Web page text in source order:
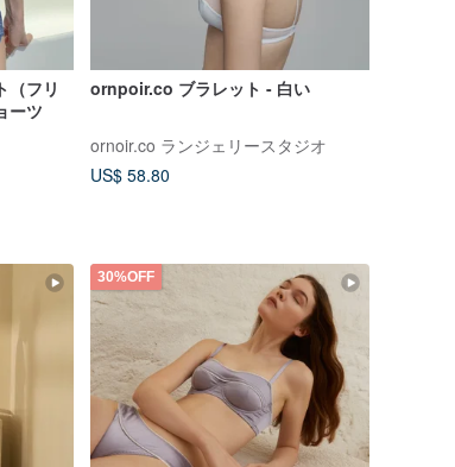
（フリ
ーツ
ornpoir.co ブラレット - 白い
ornoir.co ランジェリースタジオ
US$ 58.80
30%OFF